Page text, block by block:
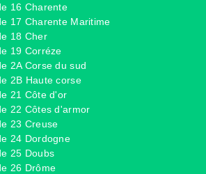
16 Charente
17 Charente Maritime
18 Cher
19 Corréze
2A Corse du sud
2B Haute corse
21 Côte d'or
22 Côtes d'armor
23 Creuse
24 Dordogne
25 Doubs
26 Drôme